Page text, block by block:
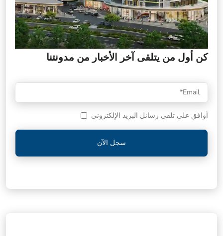
كن أول من يتلقى آخر الأخبار من مدونتنا
أوافق على تلقي رسائل البريد الإلكتروني
سجل الآن